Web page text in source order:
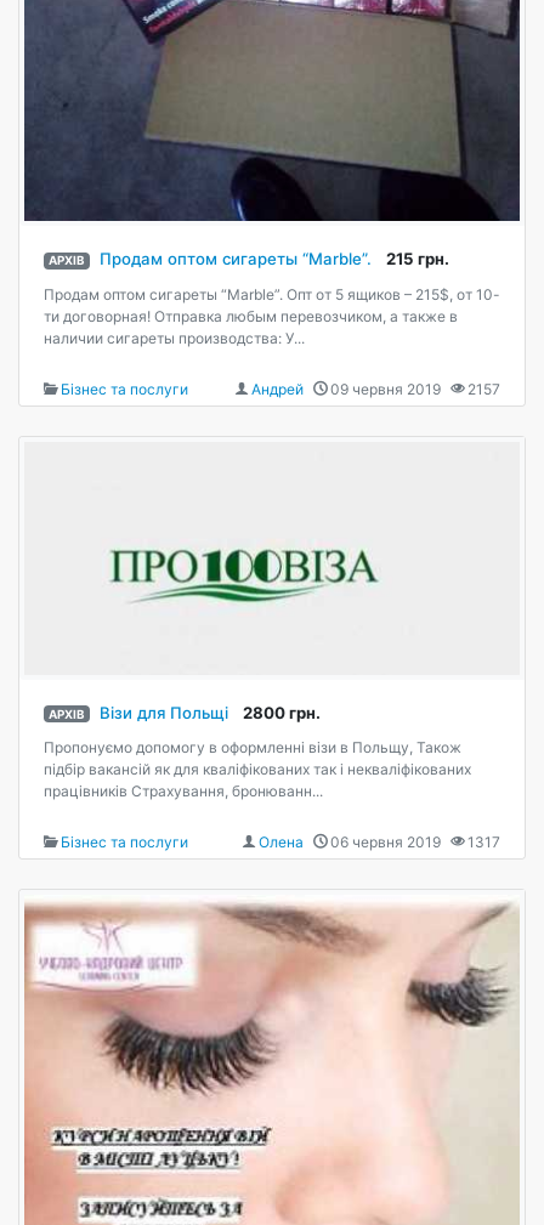
АРХІВ Продам оптом сигареты “Marble”. 215 грн.
Продам оптом сигареты “Marble”. Опт от 5 ящиков – 215$, от 10-
ти договорная! Отправка любым перевозчиком, а также в
наличии сигареты производства: У...
Бізнес та послуги 2157
09 червня 2019
Андрей
АРХІВ Візи для Польщі 2800 грн.
Пропонуємо допомогу в оформленні візи в Польщу, Також
підбір вакансій як для кваліфікованих так і некваліфікованих
працівників Страхування, бронюванн...
Бізнес та послуги 1317
06 червня 2019
Олена